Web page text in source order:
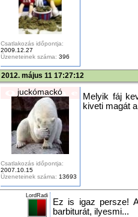
Csatlakozás időpontja:
2009.12.27
Üzeneteinek száma: 396
2012. május 11 17:27:12
juckómackó
Csatlakozás időpontja:
2007.10.15
Üzeneteinek száma: 13693
Melyik fáj
kiveti magát
LordRadi
Ez is igaz persze!
barbiturát, ilyesmi...